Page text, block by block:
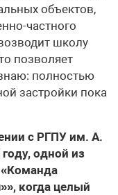
объектов,
частного
школу
позволяет
полностью
застройки пока
с РГПУ им. А.
одной из
когда целый